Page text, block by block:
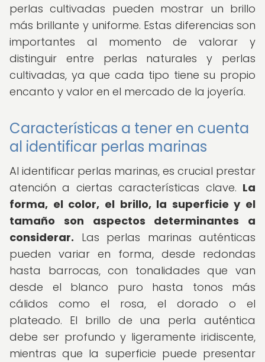
perlas cultivadas pueden mostrar un brillo
más brillante y uniforme. Estas diferencias son
importantes al momento de valorar y
distinguir entre perlas naturales y perlas
cultivadas, ya que cada tipo tiene su propio
encanto y valor en el mercado de la joyería.
Características a tener en cuenta
al identificar perlas marinas
Al identificar perlas marinas, es crucial prestar
atención a ciertas características clave. La
forma, el color, el brillo, la superficie y el
tamaño son aspectos determinantes a
considerar. Las perlas marinas auténticas
pueden variar en forma, desde redondas
hasta barrocas, con tonalidades que van
desde el blanco puro hasta tonos más
cálidos como el rosa, el dorado o el
plateado. El brillo de una perla auténtica
debe ser profundo y ligeramente iridiscente,
mientras que la superficie puede presentar